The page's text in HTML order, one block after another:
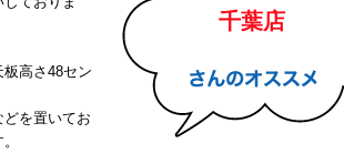
千葉店
高さ48セン
どを置いてお